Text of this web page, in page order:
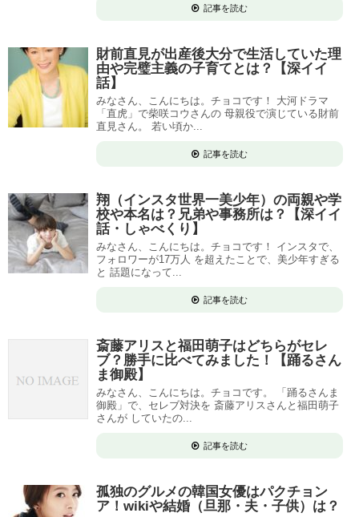
記事を読む
財前直見が出産後大分で生活していた理
由や完璧主義の子育てとは？【深イイ
話】
みなさん、こんにちは。チョコです！ 大河ドラマ
「直虎」で柴咲コウさんの 母親役で演じている財前
直見さん。 若い頃か...
記事を読む
翔（インスタ世界一美少年）の両親や学
校や本名は？兄弟や事務所は？【深イイ
話・しゃべくり】
みなさん、こんにちは。チョコです！ インスタで、
フォロワーが17万人 を超えたことで、美少年すぎる
と 話題になって...
記事を読む
斎藤アリスと福田萌子はどちらがセレ
ブ？勝手に比べてみました！【踊るさん
ま御殿】
みなさん、こんにちは。チョコです。 「踊るさんま
御殿」で、セレブ対決を 斎藤アリスさんと福田萌子
さんが していたの...
記事を読む
孤独のグルメの韓国女優はパクチョン
ア！wikiや結婚（旦那・夫・子供）は？